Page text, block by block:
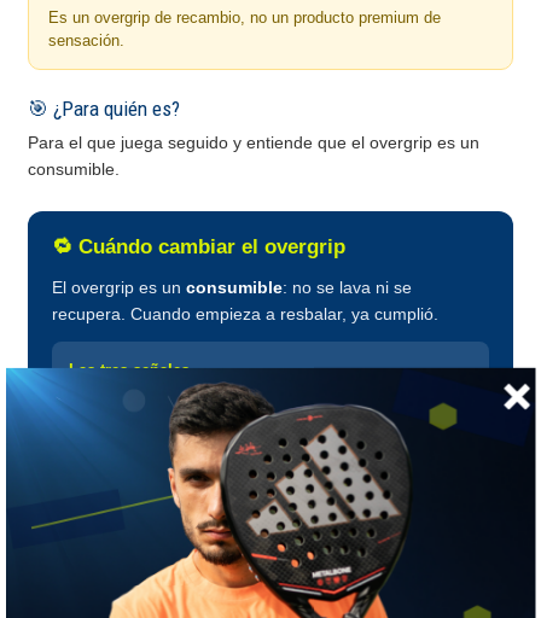
Es un overgrip de recambio, no un producto premium de
sensación.
🎯 ¿Para quién es?
Para el que juega seguido y entiende que el overgrip es un
consumible.
🔁 Cuándo cambiar el overgrip
El overgrip es unconsumible: no se lava ni se
recupera. Cuando empieza a resbalar, ya cumplió.
Las tres señales
Se pone brillante o liso al tacto · Aprietas más fuerte de
lo normal sin darte cuenta · Se despega en los bordes o
se corre al golpear.
Cómo enrollarlo
Desde abajo hacia arriba, solapando un tercio en cada
vuelta y tirando parejo. Si tienes que apretar el puño para
que no se mueva, va flojo.